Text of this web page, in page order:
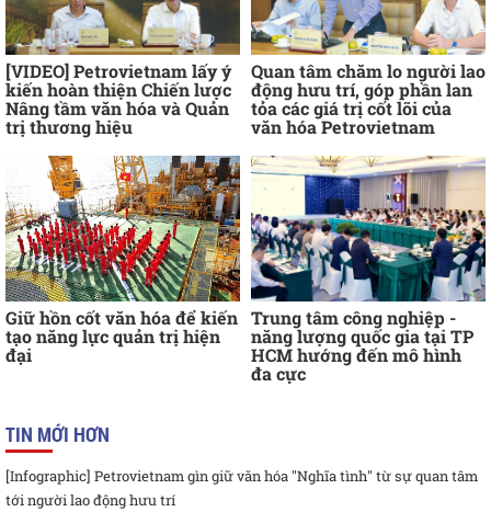
[VIDEO] Petrovietnam lấy ý
kiến hoàn thiện Chiến lược
Nâng tầm văn hóa và Quản
trị thương hiệu
Quan tâm chăm lo người lao
động hưu trí, góp phần lan
tỏa các giá trị cốt lõi của
văn hóa Petrovietnam
Giữ hồn cốt văn hóa để kiến
tạo năng lực quản trị hiện
đại
Trung tâm công nghiệp -
năng lượng quốc gia tại TP
HCM hướng đến mô hình
đa cực
TIN MỚI HƠN
[Infographic] Petrovietnam gìn giữ văn hóa "Nghĩa tình" từ sự quan tâm
tới người lao động hưu trí